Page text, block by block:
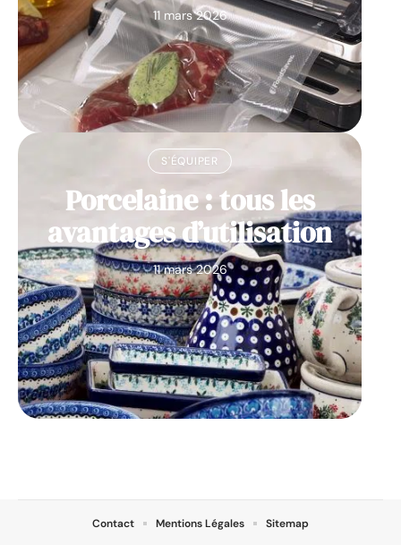
11 mars 2026
S'ÉQUIPER
Porcelaine : tous les
avantages d’utilisation
11 mars 2026
Contact Mentions Légales Sitemap